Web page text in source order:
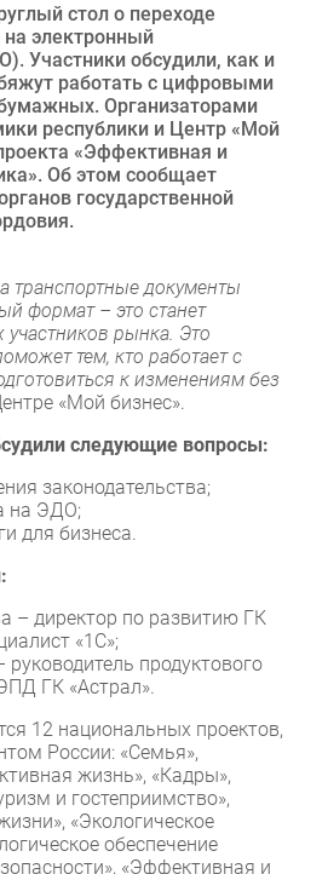
стол о переходе
на электронный
Участники обсудили, как и
работать с цифровыми
Организаторами
республики и Центр «Мой
«Эффективная и
Об этом сообщает
государственной
транспортные документы
формат – это станет
рынка. Это
тем, кто работает с
к изменениям без
«Мой бизнес».
следующие вопросы:
законодательства;
на ЭДО;
для бизнеса.
– директор по развитию ГК
«1С»;
продуктового
ГК «Астрал».
12 национальных проектов,
России: «Семья»,
жизнь», «Кадры»,
и гостеприимство»,
«Экологическое
обеспечение
«Эффективная и